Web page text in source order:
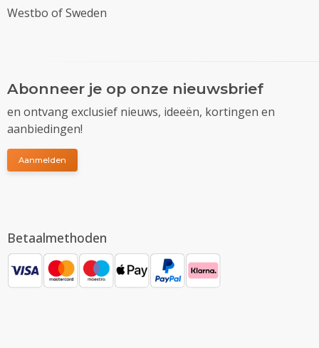
Westbo of Sweden
Abonneer je op onze nieuwsbrief
en ontvang exclusief nieuws, ideeën, kortingen en
aanbiedingen!
Aanmelden
Betaalmethoden